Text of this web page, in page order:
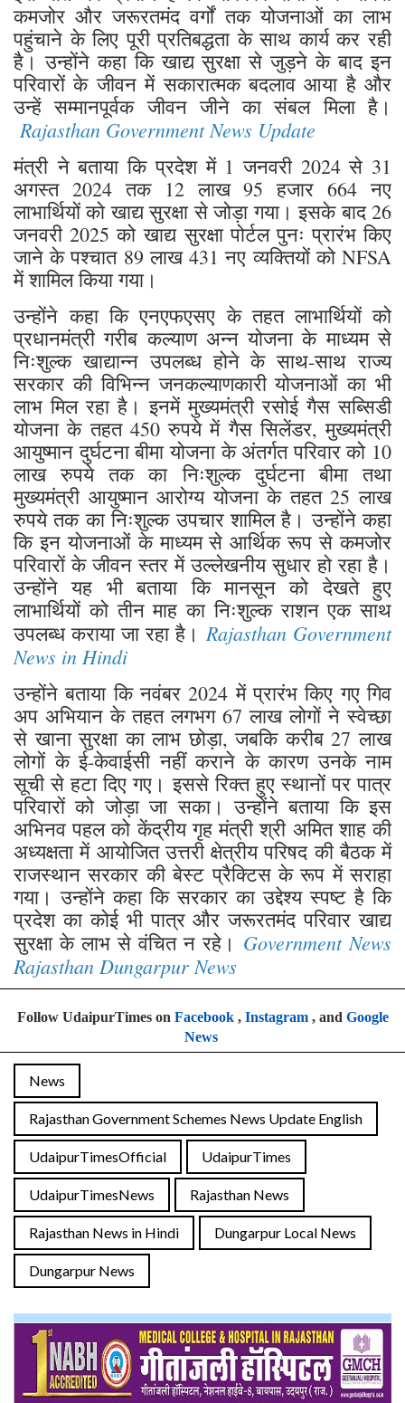
कमजोर और जरूरतमंद वर्गों तक योजनाओं का लाभ
पहुंचाने के लिए पूरी प्रतिबद्धता के साथ कार्य कर रही
है। उन्होंने कहा कि खाद्य सुरक्षा से जुड़ने के बाद इन
परिवारों के जीवन में सकारात्मक बदलाव आया है और
उन्हें सम्मानपूर्वक जीवन जीने का संबल मिला है।
Rajasthan Government News Update
मंत्री ने बताया कि प्रदेश में 1 जनवरी 2024 से 31
अगस्त 2024 तक 12 लाख 95 हजार 664 नए
लाभार्थियों को खाद्य सुरक्षा से जोड़ा गया। इसके बाद 26
जनवरी 2025 को खाद्य सुरक्षा पोर्टल पुनः प्रारंभ किए
जाने के पश्चात 89 लाख 431 नए व्यक्तियों को NFSA
में शामिल किया गया।
उन्होंने कहा कि एनएफएसए के तहत लाभार्थियों को
प्रधानमंत्री गरीब कल्याण अन्न योजना के माध्यम से
निःशुल्क खाद्यान्न उपलब्ध होने के साथ-साथ राज्य
सरकार की विभिन्न जनकल्याणकारी योजनाओं का भी
लाभ मिल रहा है। इनमें मुख्यमंत्री रसोई गैस सब्सिडी
योजना के तहत 450 रुपये में गैस सिलेंडर, मुख्यमंत्री
आयुष्मान दुर्घटना बीमा योजना के अंतर्गत परिवार को 10
लाख रुपये तक का निःशुल्क दुर्घटना बीमा तथा
मुख्यमंत्री आयुष्मान आरोग्य योजना के तहत 25 लाख
रुपये तक का निःशुल्क उपचार शामिल है। उन्होंने कहा
कि इन योजनाओं के माध्यम से आर्थिक रूप से कमजोर
परिवारों के जीवन स्तर में उल्लेखनीय सुधार हो रहा है।
उन्होंने यह भी बताया कि मानसून को देखते हुए
लाभार्थियों को तीन माह का निःशुल्क राशन एक साथ
उपलब्ध कराया जा रहा है।Rajasthan Government
News in Hindi
उन्होंने बताया कि नवंबर 2024 में प्रारंभ किए गए गिव
अप अभियान के तहत लगभग 67 लाख लोगों ने स्वेच्छा
से खाना सुरक्षा का लाभ छोड़ा, जबकि करीब 27 लाख
लोगों के ई-केवाईसी नहीं कराने के कारण उनके नाम
सूची से हटा दिए गए। इससे रिक्त हुए स्थानों पर पात्र
परिवारों को जोड़ा जा सका। उन्होंने बताया कि इस
अभिनव पहल को केंद्रीय गृह मंत्री श्री अमित शाह की
अध्यक्षता में आयोजित उत्तरी क्षेत्रीय परिषद की बैठक में
राजस्थान सरकार की बेस्ट प्रैक्टिस के रूप में सराहा
गया। उन्होंने कहा कि सरकार का उद्देश्य स्पष्ट है कि
प्रदेश का कोई भी पात्र और जरूरतमंद परिवार खाद्य
सुरक्षा के लाभ से वंचित न रहे। Government News
Rajasthan Dungarpur News
Follow UdaipurTimes on Facebook, Instagram, and Google
News
News
Rajasthan Government Schemes News Update English
UdaipurTimesOfficial UdaipurTimes
UdaipurTimesNews Rajasthan News
Rajasthan News in Hindi Dungarpur Local News
Dungarpur News